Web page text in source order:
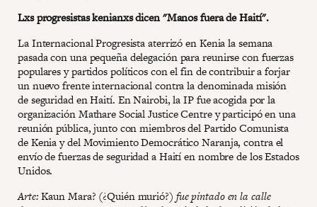
Lxs progresistas kenianxs dicen "Manos fuera de Haití".
La Internacional Progresista aterrizó en Kenia la semana
pasada con una pequeña delegación para reunirse con fuerzas
populares y partidos políticos con el fin de contribuir a forjar
un nuevo frente internacional contra la denominada misión
de seguridad en Haití. En Nairobi, la IP fue acogida por la
organización Mathare Social Justice Centre y participó en una
reunión pública, junto con miembros del Partido Comunista
de Kenia y del Movimiento Democrático Naranja, contra el
envío de fuerzas de seguridad a Haití en nombre de los Estados
Unidos.
Arte:Kaun Mara? (¿Quién murió?) fue pintado en la calle